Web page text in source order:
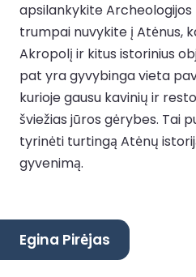
apsilankykite Archeologijos
trumpai nuvykite į Atėnus,
Akropolį ir kitus istorinius
pat yra gyvybinga vieta
kurioje gausu kavinių ir
šviežias jūros gėrybes. Tai
tyrinėti turtingą Atėnų
gyvenimą.
Egina Pirėjas